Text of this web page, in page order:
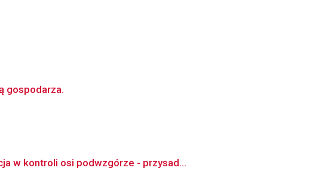
gospodarza.
w kontroli osi podwzgórze - przysad...